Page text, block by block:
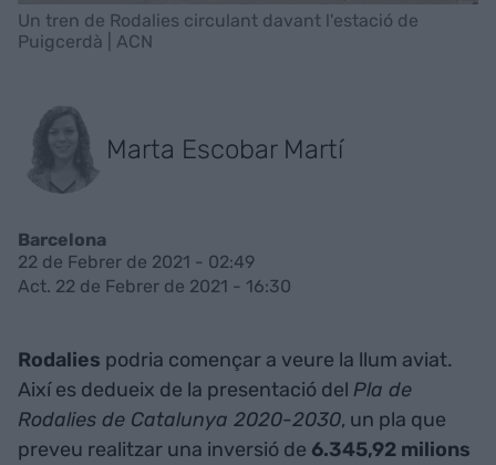
Un tren de Rodalies circulant davant l'estació de
Puigcerdà | ACN
Marta Escobar Martí
Barcelona
22 de Febrer de 2021 - 02:49
Act. 22 de Febrer de 2021 - 16:30
Rodalies podria començar a veure la llum aviat.
Així es dedueix de la presentació del Pla de
Rodalies de Catalunya 2020-2030, un pla que
preveu realitzar una inversió de 6.345,92 milions